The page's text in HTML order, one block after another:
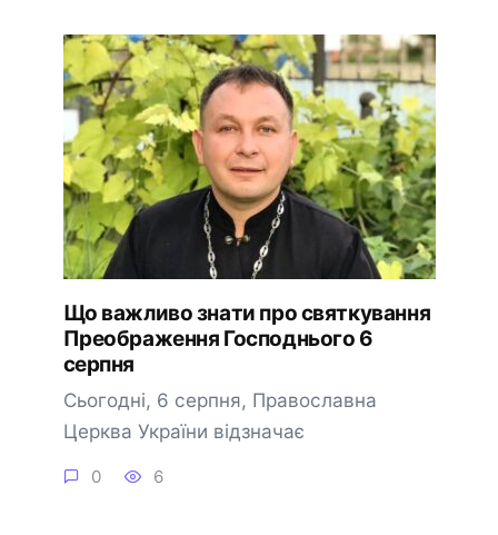
Що важливо знати про святкування
Преображення Господнього 6
серпня
Сьогодні, 6 серпня, Православна
Церква України відзначає
0 6